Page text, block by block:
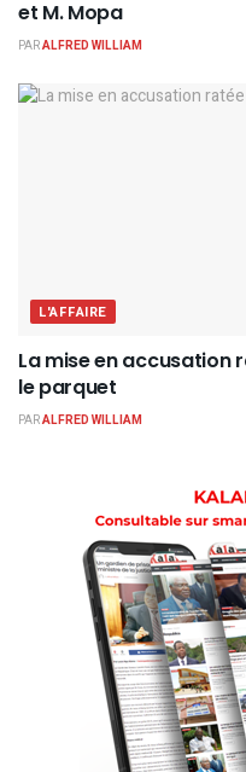
et M. Mopa
PARALFRED WILLIAM
L'AFFAIRE
La mise en accusation
le parquet
PARALFRED WILLIAM